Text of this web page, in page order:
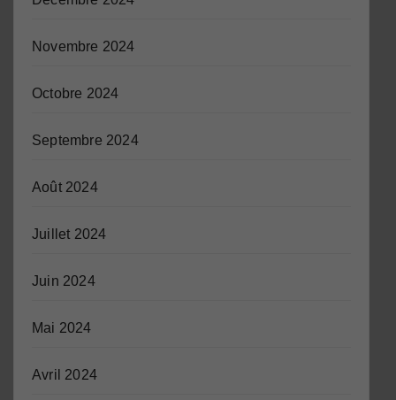
Novembre 2024
Octobre 2024
Septembre 2024
Août 2024
Juillet 2024
Juin 2024
Mai 2024
Avril 2024